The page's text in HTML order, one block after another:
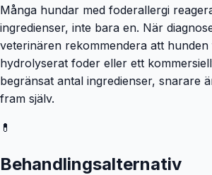
Många hundar med foderallergi
ingredienser, inte bara en. När
veterinären rekommendera att
hydrolyserat foder eller ett
begränsat antal ingredienser, snarare
fram själv.
💊
Behandlingsalternativ